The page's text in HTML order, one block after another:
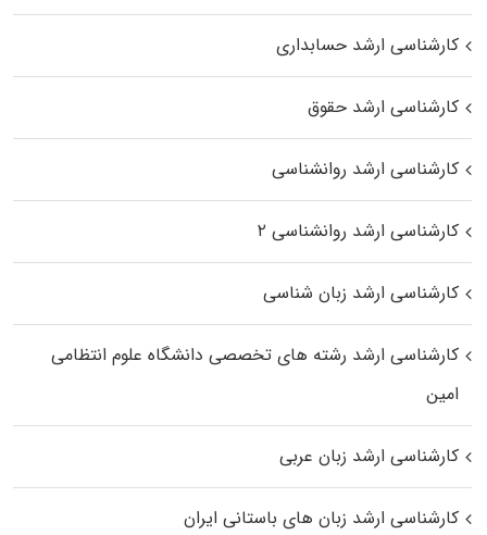
کارشناسی ارشد حسابداری
کارشناسی ارشد حقوق
کارشناسی ارشد روانشناسی
کارشناسی ارشد روانشناسی ۲
کارشناسی ارشد زبان شناسی
کارشناسی ارشد رﺷﺘﻪ ﻫﺎی تخصصی داﻧﺸﮕﺎه ﻋﻠﻮم انتظامی
اﻣﻴﻦ
کارشناسی ارشد زبان عربی
کارشناسی ارشد زبان‌ های باستانی ایران